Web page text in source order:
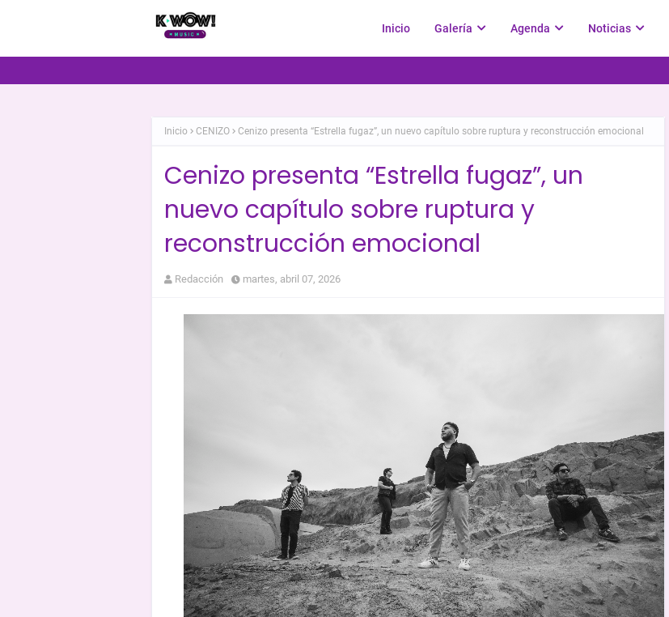
Inicio Galería Agenda Noticias
Inicio CENIZO Cenizo presenta “Estrella fugaz”, un nuevo capítulo sobre ruptura y reconstrucción emocional
Cenizo presenta “Estrella fugaz”, un
nuevo capítulo sobre ruptura y
reconstrucción emocional
Redacción martes, abril 07, 2026